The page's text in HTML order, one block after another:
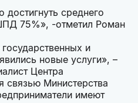
среднего
75%», -отметил Роман
и
новые услуги», –
Центра
связью Министерства
имеют